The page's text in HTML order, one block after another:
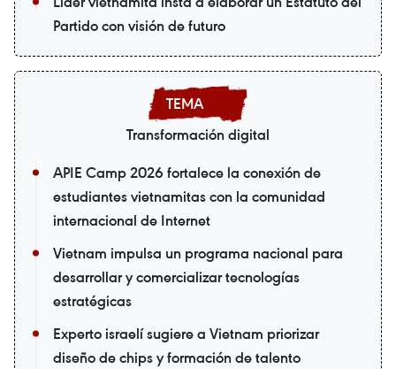
Partido con visión de futuro
Transformación digital
APIE Camp 2026 fortalece la conexión de
estudiantes vietnamitas con la comunidad
internacional de Internet
Vietnam impulsa un programa nacional para
desarrollar y comercializar tecnologías
estratégicas
Experto israelí sugiere a Vietnam priorizar
diseño de chips y formación de talento